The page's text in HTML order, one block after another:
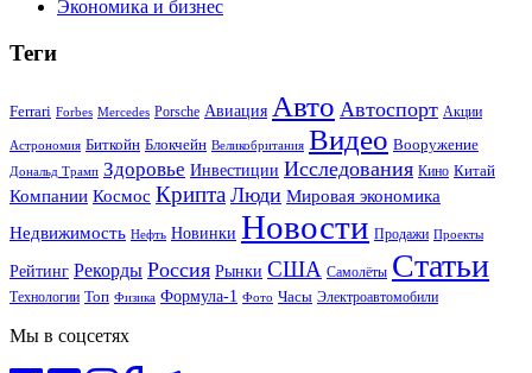
Экономика и бизнес
Теги
Ferrari Forbes Mercedes Porsche Авиация Авто Автоспорт Акции
Астрономия Биткойн Блокчейн Великобритания Видео Вооружение
Дональд Трамп Здоровье Инвестиции Исследования Кино Китай
Компании Космос Крипта Люди Мировая экономика
Недвижимость Нефть Новинки Новости Продажи Проекты
Рейтинг Рекорды Россия Рынки США Самолёты Статьи
Технологии Топ Физика Формула-1 Фото Часы Электроавтомобили
Мы в соцсетях